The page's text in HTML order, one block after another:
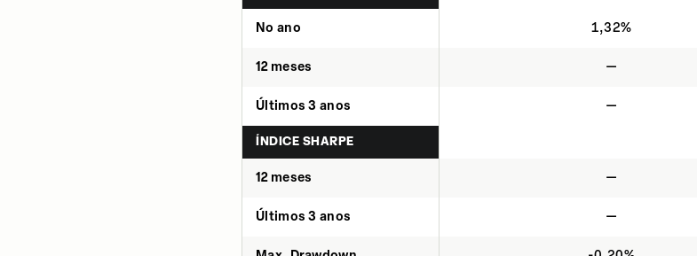
No ano 1,32%
12 meses —
Últimos 3 anos —
ÍNDICE SHARPE
12 meses —
Últimos 3 anos —